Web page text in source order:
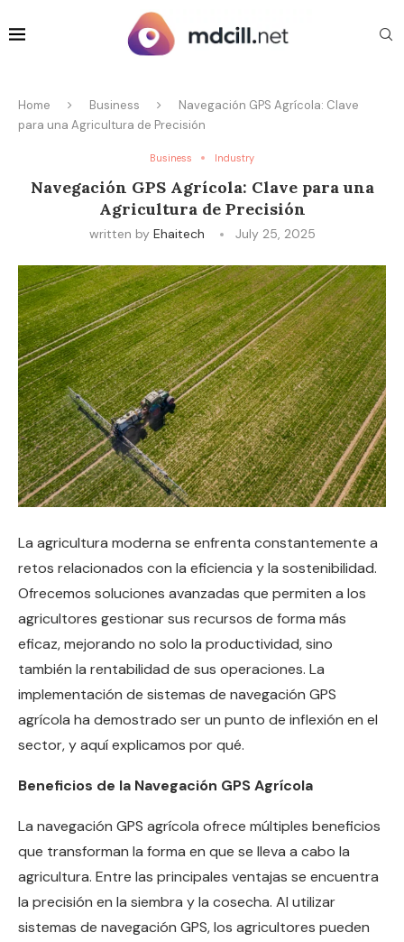
Home Business
Navegación GPS Agrícola: Clave
para una Agricultura de Precisión
Business Industry
Navegación GPS Agrícola: Clave para una
Agricultura de Precisión
written by Ehaitech July 25, 2025
La agricultura moderna se enfrenta constantemente a
retos relacionados con la eficiencia y la sostenibilidad.
Ofrecemos soluciones avanzadas que permiten a los
agricultores gestionar sus recursos de forma más
eficaz, mejorando no solo la productividad, sino
también la rentabilidad de sus operaciones. La
implementación de sistemas de navegación GPS
agrícola ha demostrado ser un punto de inflexión en el
sector, y aquí explicamos por qué.
Beneficios de la Navegación GPS Agrícola
La navegación GPS agrícola ofrece múltiples beneficios
que transforman la forma en que se lleva a cabo la
agricultura. Entre las principales ventajas se encuentra
la precisión en la siembra y la cosecha. Al utilizar
sistemas de navegación GPS, los agricultores pueden